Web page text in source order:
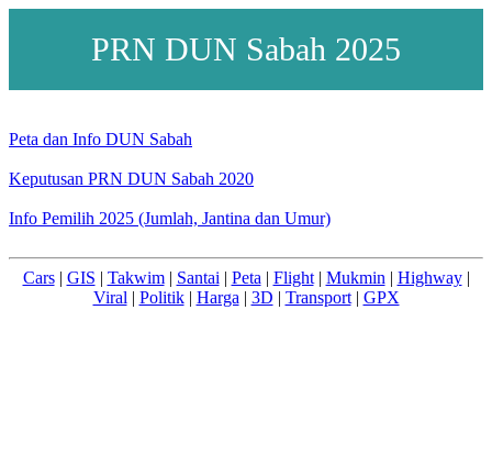
PRN DUN Sabah 2025
Peta dan Info DUN Sabah
Keputusan PRN DUN Sabah 2020
Info Pemilih 2025 (Jumlah, Jantina dan Umur)
Cars| GIS | Takwim| Santai | Peta | Flight| Mukmin | Highway|
Viral | Politik| Harga | 3D | Transport| GPX